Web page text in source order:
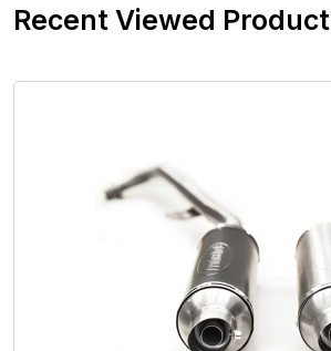
Recent Viewed Product